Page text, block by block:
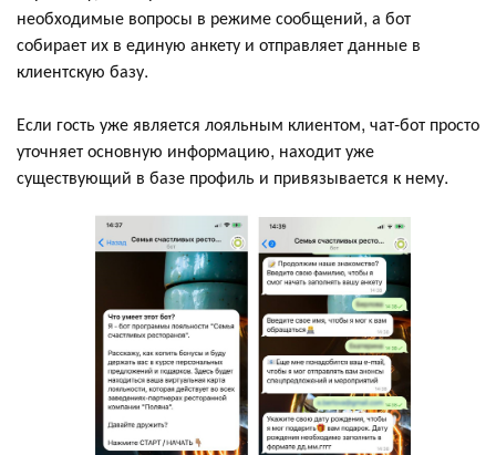
необходимые вопросы в режиме сообщений, а бот
собирает их в единую анкету и отправляет данные в
клиентскую базу.
Если гость уже является лояльным клиентом, чат-бот просто
уточняет основную информацию, находит уже
существующий в базе профиль и привязывается к нему.